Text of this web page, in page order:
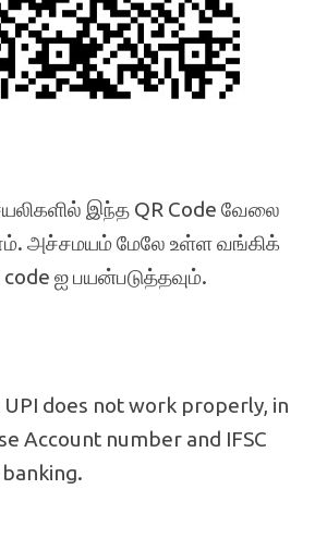
இந்த QR Code வேலை
அச்சமயம் மேலே உள்ள வங்கிக்
ஐ பயன்படுத்தவும்.
does not work properly, in
Account number and IFSC